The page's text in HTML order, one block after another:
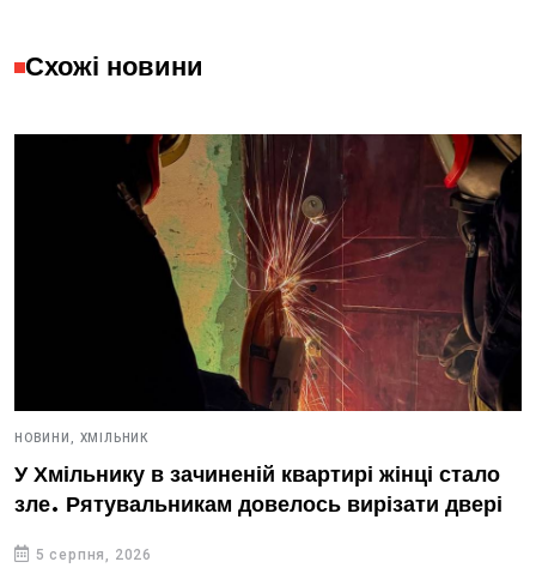
Схожі новини
НОВИНИ, ХМІЛЬНИК
У Хмільнику в зачиненій квартирі жінці стало
зле. Рятувальникам довелось вирізати двері
5 серпня, 2026